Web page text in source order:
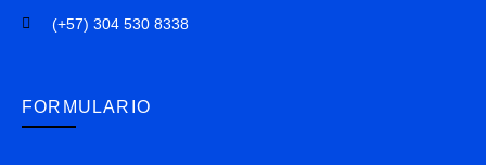
(+57) 304 530 8338
FORMULARIO